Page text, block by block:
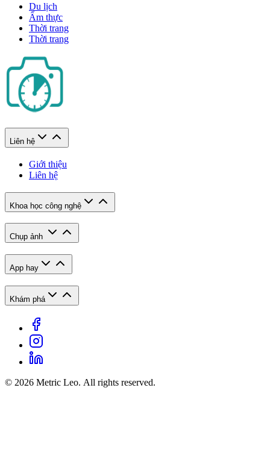
Du lịch
Ẩm thực
Thời trang
Thời trang
Liên hệ
Giới thiệu
Liên hệ
Khoa học công nghệ
Chụp ảnh
App hay
Khám phá
© 2026 Metric Leo. All rights reserved.